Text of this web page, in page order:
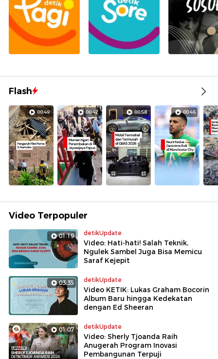
Flash
00:49 00:42 00:58 00:46
Video Terpopuler
01:19 detikUpdate
Video: Hati-hati! Salah Teknik,
Ngulek Sambel Juga Bisa Memicu
Saraf Kejepit
03:35 detikUpdate
Video KETIK: Lukas Graham Bocorin
Album Baru hingga Kedekatan
dengan Ed Sheeran
01:07 detikUpdate
Video: Sherly Tjoanda Raih
Anugerah Program Inovasi
Pembangunan Terpuji